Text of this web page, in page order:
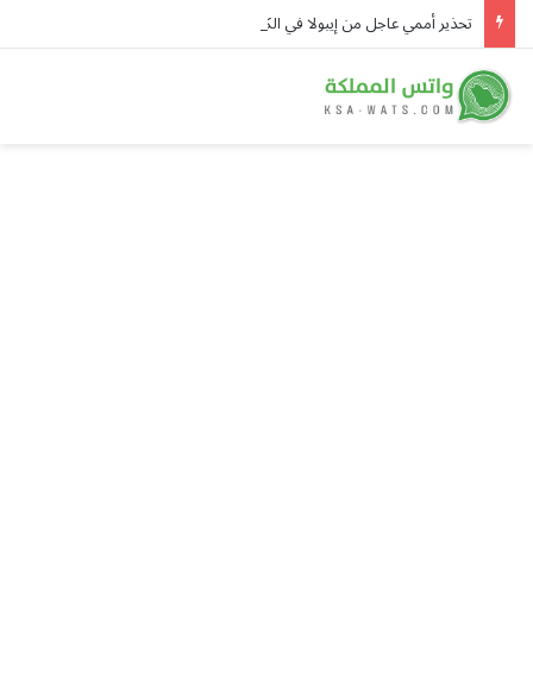
تحذير أممي عاجل من إيبولا في الكونغو.. 3,874 إصابة و1,751 وفاة